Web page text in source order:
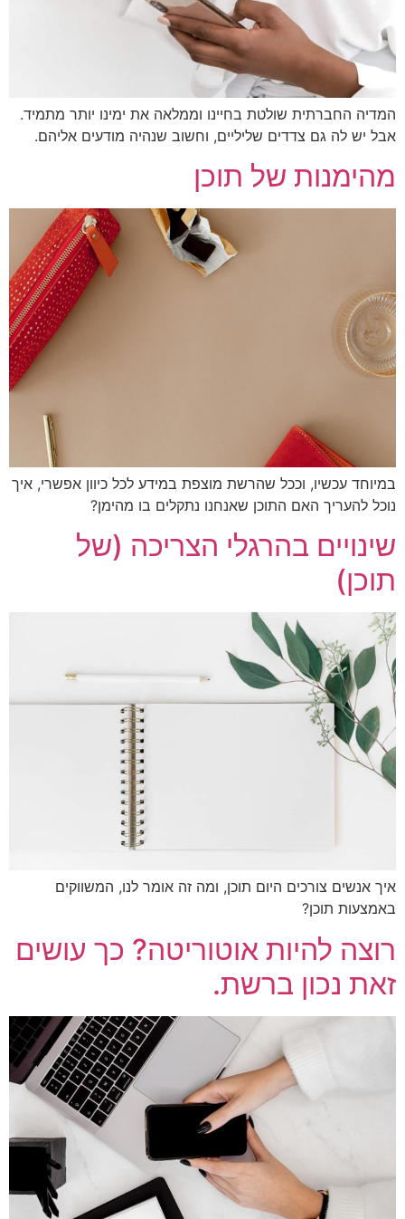
החברתית שולטת בחיינו וממלאה את ימינו יותר מתמיד.
יש לה גם צדדים שליליים, וחשוב שנהיה מודעים אליהם.
של תוכן
עכשיו, וככל שהרשת מוצפת במידע לכל כיוון אפשרי, איך
להעריך האם התוכן שאנחנו נתקלים בו מהימן?
בהרגלי הצריכה (של
אנשים צורכים היום תוכן, ומה זה אומר לנו, המשווקים
תוכן?
להיות אוטוריטה? כך עושים
נכון ברשת.